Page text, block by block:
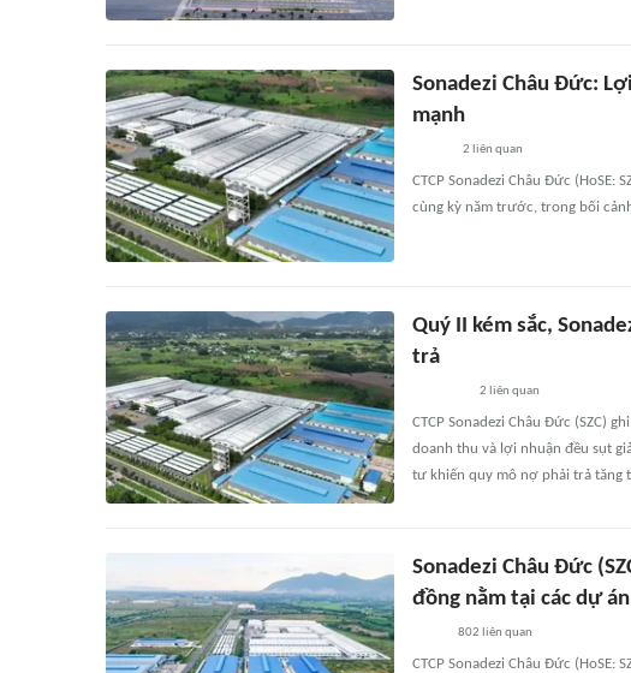
Sonadezi Châu Đức:
mạnh
2 liên quan
CTCP Sonadezi Châu Đức
cùng kỳ năm trước, trong bối
Quý II kém sắc,
trả
2 liên quan
CTCP Sonadezi Châu Đức (SZC)
doanh thu và lợi nhuận đều sụt
tư khiến quy mô nợ phải trả tăng
Sonadezi Châu Đức
đồng nằm tại các dự
802 liên quan
CTCP Sonadezi Châu Đức